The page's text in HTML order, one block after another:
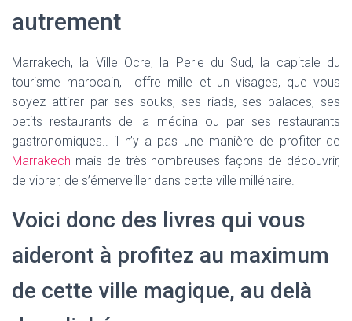
autrement
Marrakech, la Ville Ocre, la Perle du Sud, la capitale du
tourisme marocain, offre mille et un visages, que vous
soyez attirer par ses souks, ses riads, ses palaces, ses
petits restaurants de la médina ou par ses restaurants
gastronomiques.. il n’y a pas une manière de profiter de
Marrakech mais de très nombreuses façons de découvrir,
de vibrer, de s’émerveiller dans cette ville millénaire.
Voici donc des livres qui vous
aideront à profitez au maximum
de cette ville magique, au delà